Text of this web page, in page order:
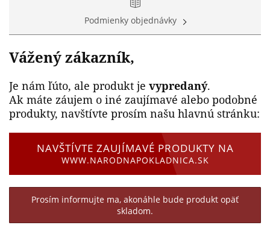
Podmienky objednávky
Vážený zákazník,
Je nám ľúto, ale produkt je vypredaný.
Ak máte záujem o iné zaujímavé alebo podobné
produkty, navštívte prosím našu hlavnú stránku:
NAVŠTÍVTE ZAUJÍMAVÉ PRODUKTY NA
WWW.NARODNAPOKLADNICA.SK
Prosím informujte ma, akonáhle bude produkt opäť
skladom.